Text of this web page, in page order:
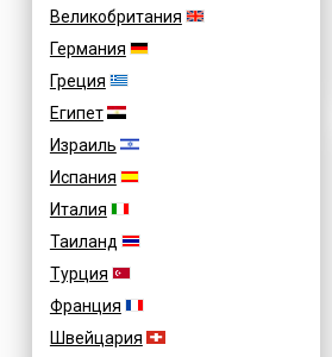
Великобритания
Германия
Греция
Египет
Израиль
Испания
Италия
Таиланд
Турция
Франция
Швейцария